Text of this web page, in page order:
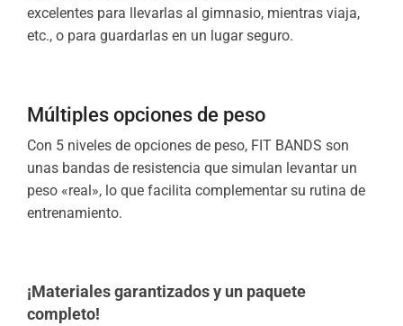
excelentes para llevarlas al gimnasio, mientras viaja,
etc., o para guardarlas en un lugar seguro.
Múltiples opciones de peso
Con 5 niveles de opciones de peso, FIT BANDS son
unas bandas de resistencia que simulan levantar un
peso «real», lo que facilita complementar su rutina de
entrenamiento.
¡Materiales garantizados y un paquete
completo!